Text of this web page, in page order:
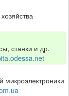
станки и др.
микроэлектроники